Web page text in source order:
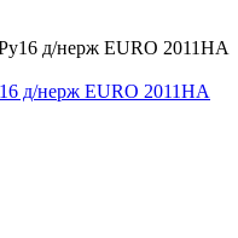
д/нерж EURO 2011HA